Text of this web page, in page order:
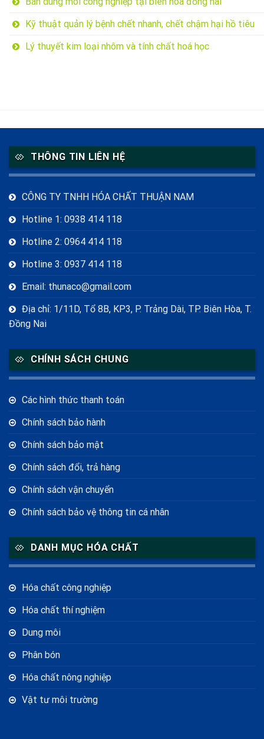
Kỹ thuật quản lý bệnh chết nhanh, chết chậm hại hồ tiêu
Lý thuyết kim loại nhôm và tính chất hoá học
THÔNG TIN LIÊN HỆ
CÔNG TY TNHH HÓA CHẤT THUẬN NAM
Hotline 1: 0938 414 118
Hotline 2: 0964 414 118
Hotline 3: 0937 414 118
Email: thunaco@gmail.com
Địa chỉ: 1/11D, Tổ 8B, KP3, P. Trảng Dài, TP. Biên Hòa, T.
Đồng Nai
CHÍNH SÁCH CHUNG
Các hình thức thanh toán
Chính sách bảo hành
Chính sách bảo mật
Chính sách đổi, trả hàng
Chính sách vận chuyển
Chính sách bảo vệ thông tin cá nhân
DANH MỤC HÓA CHẤT
Hóa chất công nghiệp
Hóa chất thí nghiệm
Dung môi
Phân bón
Hóa chất nông nghiệp
Vật tư môi trường